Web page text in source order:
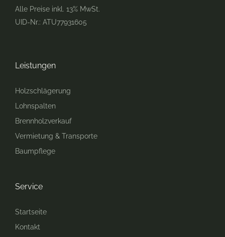
Service
Startseite
Kontakt
Leistungen
Holzschlägerung
Lohnspalten
Brennholzverkauf
Vermietung & Transporte
Baumpflege
Alle Preise inkl. 13% MwSt.
UID-Nr.: ATU77931605